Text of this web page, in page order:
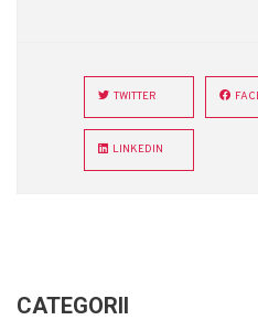
TWITTER
LINKEDIN
CATEGORII